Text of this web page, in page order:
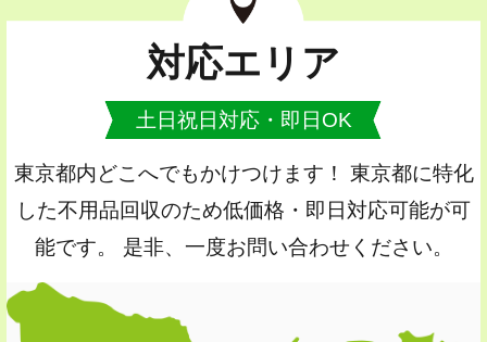
対応エリア
土日祝日対応・即日OK
東京都内どこへでもかけつけます！ 東京都に特化
した不用品回収のため低価格・即日対応可能が可
能です。 是非、一度お問い合わせください。